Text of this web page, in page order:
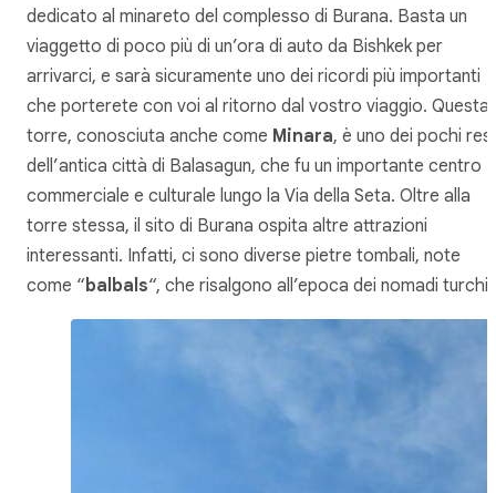
dedicato al minareto del complesso di Burana. Basta un
viaggetto di poco più di un’ora di auto da Bishkek per
arrivarci, e sarà sicuramente uno dei ricordi più importanti
che porterete con voi al ritorno dal vostro viaggio. Questa
torre, conosciuta anche come Minara, è uno dei pochi
dell’antica città di Balasagun, che fu un importante centro
commerciale e culturale lungo la Via della Seta. Oltre alla
torre stessa, il sito di Burana ospita altre attrazioni
interessanti. Infatti, ci sono diverse pietre tombali, note
come “balbals“, che risalgono all’epoca dei nomadi turchi.